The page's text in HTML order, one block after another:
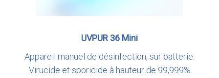
UVPUR 36 Mini
Appareil manuel de désinfection, sur batterie.
Virucide et sporicide à hauteur de 99,999%